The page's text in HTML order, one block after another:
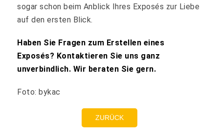
sogar schon beim Anblick Ihres Exposés zur Liebe
auf den ersten Blick.
Haben Sie Fragen zum Erstellen eines
Exposés? Kontaktieren Sie uns ganz
unverbindlich. Wir beraten Sie gern.
Foto: bykac
ZURÜCK